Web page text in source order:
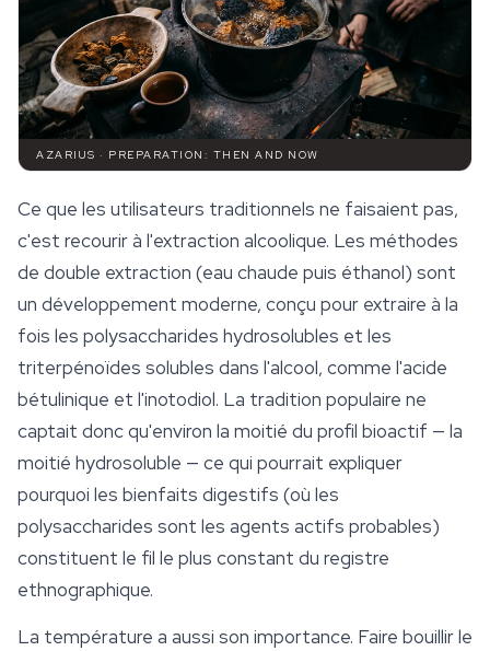
AZARIUS · PREPARATION: THEN AND NOW
Ce que les utilisateurs traditionnels ne faisaient pas,
c'est recourir à l'extraction alcoolique. Les méthodes
de double extraction (eau chaude puis éthanol) sont
un développement moderne, conçu pour extraire à la
fois les polysaccharides hydrosolubles et les
triterpénoïdes solubles dans l'alcool, comme l'acide
bétulinique et l'inotodiol. La tradition populaire ne
captait donc qu'environ la moitié du profil bioactif — la
moitié hydrosoluble — ce qui pourrait expliquer
pourquoi les bienfaits digestifs (où les
polysaccharides sont les agents actifs probables)
constituent le fil le plus constant du registre
ethnographique.
La température a aussi son importance. Faire bouillir le